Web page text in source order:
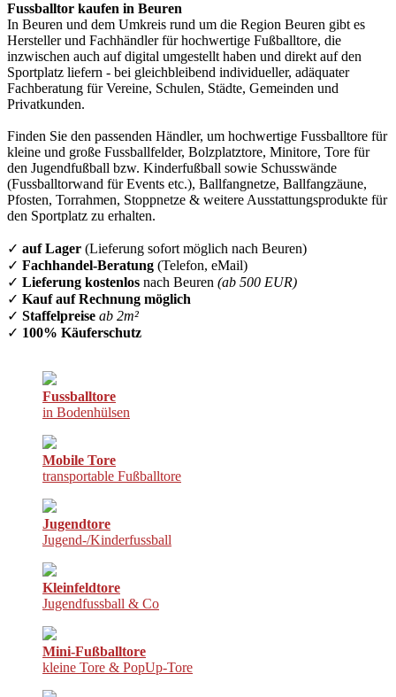
Fussballtor kaufen in Beuren
In Beuren und dem Umkreis rund um die Region Beuren gibt es
Hersteller und Fachhändler für hochwertige Fußballtore, die
inzwischen auch auf digital umgestellt haben und direkt auf den
Sportplatz liefern - bei gleichbleibend individueller, adäquater
Fachberatung für Vereine, Schulen, Städte, Gemeinden und
Privatkunden.
Finden Sie den passenden Händler, um hochwertige Fussballtore für
kleine und große Fussballfelder, Bolzplatztore, Minitore, Tore für
den Jugendfußball bzw. Kinderfußball sowie Schusswände
(Fussballtorwand für Events etc.), Ballfangnetze, Ballfangzäune,
Pfosten, Torrahmen, Stoppnetze & weitere Ausstattungsprodukte für
den Sportplatz zu erhalten.
✓ auf Lager (Lieferung sofort möglich nach Beuren)
✓ Fachhandel-Beratung (Telefon, eMail)
✓ Lieferung kostenlos nach Beuren (ab 500 EUR)
✓ Kauf auf Rechnung möglich
✓ Staffelpreise ab 2m²
✓ 100% Käuferschutz
Fussballtore
in Bodenhülsen
Mobile Tore
transportable Fußballtore
Jugendtore
Jugend-/Kinderfussball
Kleinfeldtore
Jugendfussball & Co
Mini-Fußballtore
kleine Tore & PopUp-Tore